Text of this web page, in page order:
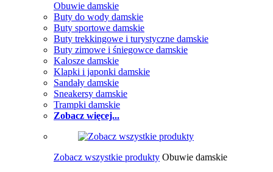
Obuwie damskie
Buty do wody damskie
Buty sportowe damskie
Buty trekkingowe i turystyczne damskie
Buty zimowe i śniegowce damskie
Kalosze damskie
Klapki i japonki damskie
Sandały damskie
Sneakersy damskie
Trampki damskie
Zobacz więcej...
Zobacz wszystkie produkty Obuwie damskie